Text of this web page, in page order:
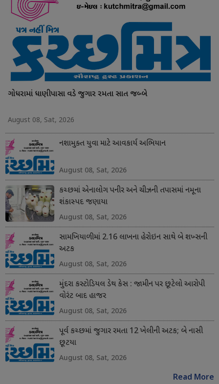
ગોધરામાં ધાણીપાસા વડે જુગાર રમતા સાત જબ્બે
August 08, Sat, 2026
નશામુક્ત યુવા માટે આવકાર્ય અભિયાન
August 08, Sat, 2026
કચ્છમાં એનાલોગ પનીર અને ચીઝની તપાસમાં નમૂના
શંકાસ્પદ જણાયા
August 08, Sat, 2026
સામખિયાળીમાં 2.16 લાખના હેરોઇન સાથે બે શખ્સની
અટક
August 08, Sat, 2026
મુંદરા કસ્ટોડિયલ ડેથ કેસ : જામીન પર છૂટેલો આરોપી
વોરંટ બાદ હાજર
August 08, Sat, 2026
પૂર્વ કચ્છમાં જુગાર રમતા 12 ખેલીની અટક; બે નાસી
છૂટયા
August 08, Sat, 2026
Read More